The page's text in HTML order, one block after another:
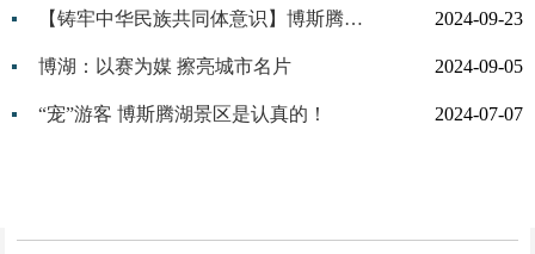
2024-09-23
【铸牢中华民族共同体意识】博斯腾湖：大漠深处的“江南”鱼乡
2024-09-05
博湖：以赛为媒 擦亮城市名片
2024-07-07
“宠”游客 博斯腾湖景区是认真的！